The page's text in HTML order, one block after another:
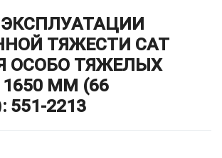
ТЯЖЕСТИ CAT
ОСОБО ТЯЖЕЛЫХ
ММ (66
2213